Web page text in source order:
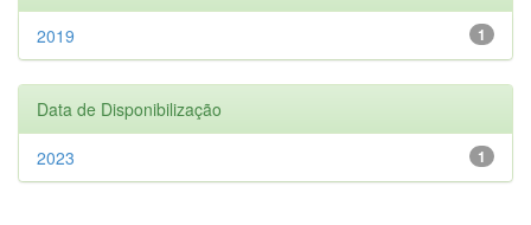
1
2019
Data de Disponibilização
1
2023